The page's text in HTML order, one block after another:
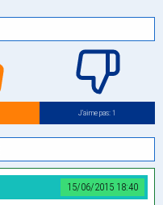
J’aime pas: 1
15/06/2015 18:40